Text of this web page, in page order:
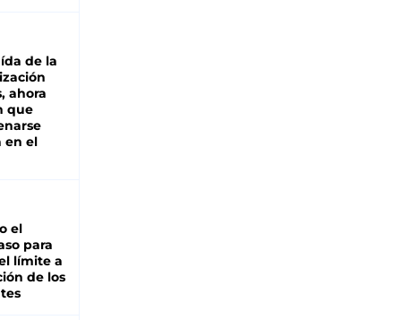
de la
ahora
que
en el
el
para
límite a
de los